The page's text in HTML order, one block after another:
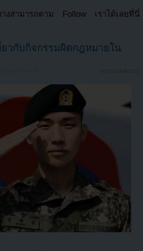
งสามารถตาม Follow เราได้เลยที่นี่
วกับกิจกรรมผิดกฎหมายใน
NO COMMENTS